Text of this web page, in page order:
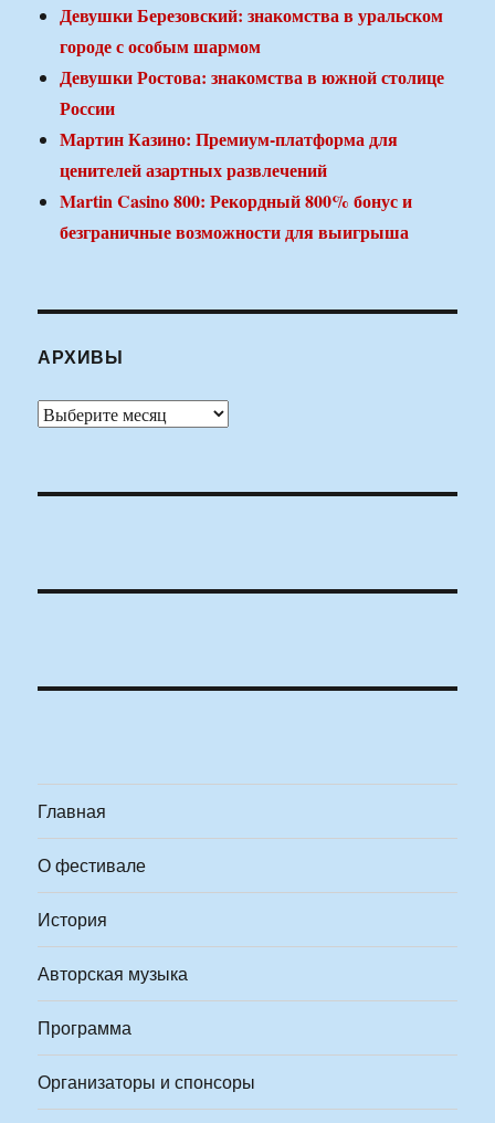
Девушки Березовский: знакомства в уральском
городе с особым шармом
Девушки Ростова: знакомства в южной столице
России
Мартин Казино: Премиум-платформа для
ценителей азартных развлечений
Martin Casino 800: Рекордный 800% бонус и
безграничные возможности для выигрыша
АРХИВЫ
Архивы
Главная
О фестивале
История
Авторская музыка
Программа
Организаторы и спонсоры